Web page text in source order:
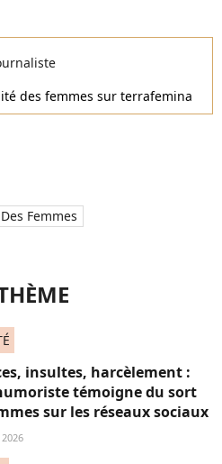
des femmes sur terrafemina
Femmes
insultes, harcèlement :
témoigne du sort
sur les réseaux sociaux